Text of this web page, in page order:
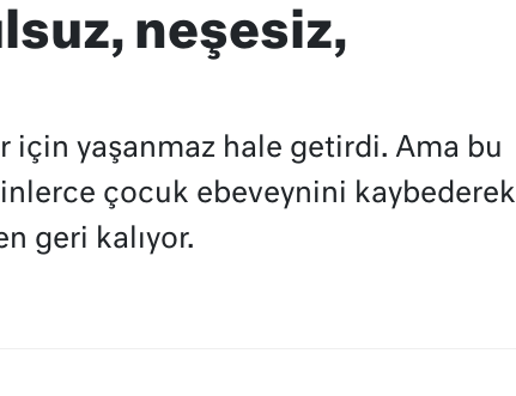
neşesiz,
için yaşanmaz hale getirdi. Ama bu
çocuk ebeveynini kaybederek
geri kalıyor.